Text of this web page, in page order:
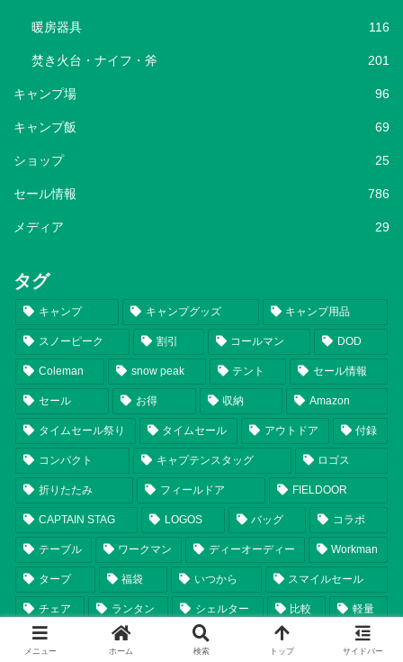
暖房器具 116
焚き火台・ナイフ・斧 201
キャンプ場 96
キャンプ飯 69
ショップ 25
セール情報 786
メディア 29
タグ
キャンプ キャンプグッズ キャンプ用品
スノーピーク 割引 コールマン DOD
Coleman snow peak テント セール情報
セール お得 収納 Amazon
タイムセール祭り タイムセール アウトドア 付録
コンパクト キャプテンスタッグ ロゴス
折りたたみ フィールドア FIELDOOR
CAPTAIN STAG LOGOS バッグ コラボ
テーブル ワークマン ディーオーディー Workman
タープ 福袋 いつから スマイルセール
チェア ランタン シェルター 比較 軽量
まとめ テンマクデザイン 2025年新商品
メニュー ホーム 検索 トップ サイドバー